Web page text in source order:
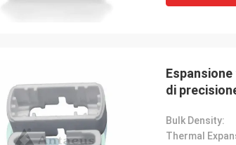
di
Bulk Density: